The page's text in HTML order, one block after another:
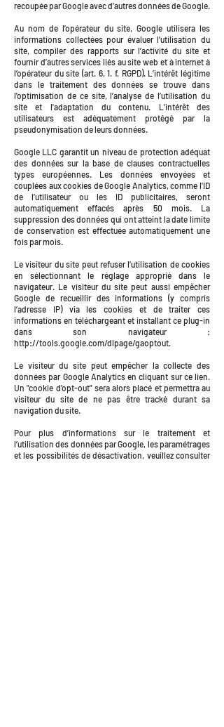
recoupée par Google avec d’autres données de Google.
Au nom de l’opérateur du site, Google utilisera les
informations collectées pour évaluer l’utilisation du
site, compiler des rapports sur l’activité du site et
fournir d’autres services liés au site web et à internet à
l’opérateur du site (art. 6, 1. f, RGPD). L’intérêt légitime
dans le traitement des données se trouve dans
l'optimisation de ce site, l’analyse de l’utilisation du
site et l'adaptation du contenu. L’intérêt des
utilisateurs est adéquatement protégé par la
pseudonymisation de leurs données.
Google LLC garantit un niveau de protection adéquat
des données sur la base de clauses contractuelles
types européennes. Les données envoyées et
couplées aux cookies de Google Analytics, comme l'ID
de l’utilisateur ou les ID publicitaires, seront
automatiquement effacés après 50 mois. La
suppression des données qui ont atteint la date limite
de conservation est effectuée automatiquement une
fois par mois.
Le visiteur du site peut refuser l’utilisation de cookies
en sélectionnant le réglage approprié dans le
navigateur. Le visiteur du site peut aussi empêcher
Google de recueillir des informations (y compris
l’adresse IP) via les cookies et de traiter ces
informations en téléchargeant et installant ce plug-in
dans son navigateur :
http://tools.google.com/dlpage/gaoptout.
Le visiteur du site peut empêcher la collecte des
données par Google Analytics en cliquant sur ce lien.
Un "cookie d'opt-out" sera alors placé et permettra au
visiteur du site de ne pas être tracké durant sa
navigation du site.
Pour plus d’informations sur le traitement et
l’utilisation des données par Google, les paramétrages
et les possibilités de désactivation, veuillez consulter